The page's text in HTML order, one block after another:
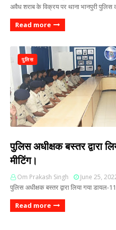
अवैध शराब के विक्रय पर थाना भानपुरी पुलिस
Read more
पुलिस
पुलिस अधीक्षक बस्तर द्वारा
मीटिंग।
Om Prakash Singh June 25,
पुलिस अधीक्षक बस्तर द्वारा लिया गया
Read more